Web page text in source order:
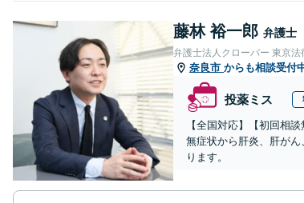
藤林 裕一郎 弁護士
弁護士法人クローバー 東京法
奈良市 からも相談受付
投薬ミス
【全国対応】【初回相
無症状から肝炎、肝が
ります。